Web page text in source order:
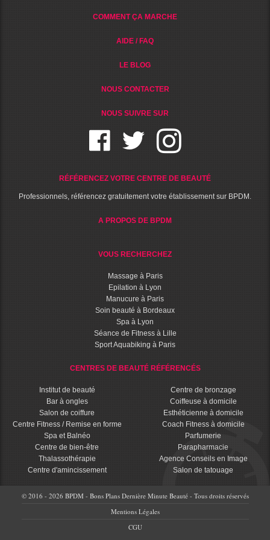
COMMENT ÇA MARCHE
AIDE / FAQ
LE BLOG
NOUS CONTACTER
NOUS SUIVRE SUR
RÉFÉRENCEZ VOTRE CENTRE DE BEAUTÉ
Professionnels, référencez gratuitement votre établissement sur BPDM.
A PROPOS DE BPDM
VOUS RECHERCHEZ
Massage à Paris
Epilation à Lyon
Manucure à Paris
Soin beauté à Bordeaux
Spa à Lyon
Séance de Fitness à Lille
Sport Aquabiking à Paris
CENTRES DE BEAUTÉ RÉFÉRENCÉS
Institut de beauté
Bar à ongles
Salon de coiffure
Centre Fitness / Remise en forme
Spa et Balnéo
Centre de bien-être
Thalassothérapie
Centre d'amincissement
Centre de bronzage
Coiffeuse à domicile
Esthéticienne à domicile
Coach Fitness à domicile
Parfumerie
Parapharmacie
Agence Conseils en Image
Salon de tatouage
© 2016 - 2026 BPDM - Bons Plans Dernière Minute Beauté - Tous droits réservés
Mentions Légales
CGU